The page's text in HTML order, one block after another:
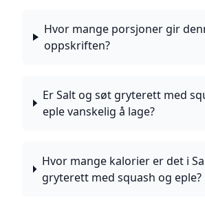
Hvor mange porsjoner gir
oppskriften?
Er Salt og søt gryterett med
eple vanskelig å lage?
Hvor mange kalorier er det i
gryterett med squash og eple?